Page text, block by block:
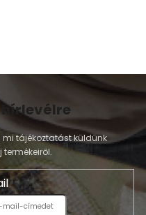
tájékoztatást küldünk